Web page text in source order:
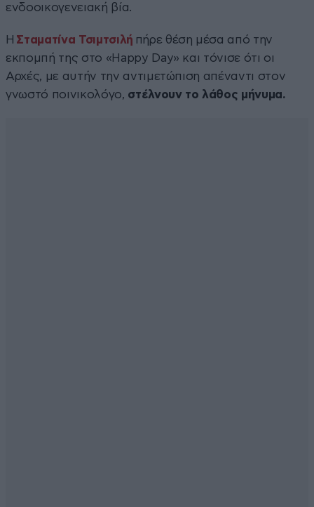
ενδοοικογενειακή βία.
Η Σταματίνα Τσιμτσιλή πήρε θέση μέσα από την
εκπομπή της στο «Happy Day» και τόνισε ότι οι
Αρχές, με αυτήν την αντιμετώπιση απέναντι στον
γνωστό ποινικολόγο, στέλνουν το λάθος μήνυμα.